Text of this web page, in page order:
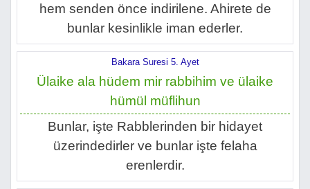
hem senden önce indirilene. Ahirete de
bunlar kesinlikle iman ederler.
Bakara Suresi 5. Ayet
Ülaike ala hüdem mir rabbihim ve ülaike
hümül müflihun
Bunlar, işte Rabblerinden bir hidayet
üzerindedirler ve bunlar işte felaha
erenlerdir.